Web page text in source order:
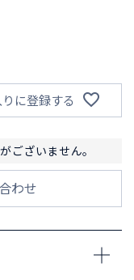
に登録する
ございません。
わせ